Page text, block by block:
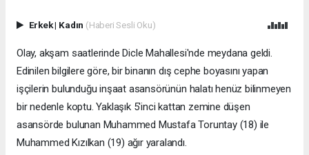
Erkek| Kadın (Haberi Sesli Oku)
Olay, akşam saatlerinde Dicle Mahallesi'nde meydana geldi.
Edinilen bilgilere göre, bir binanın dış cephe boyasını yapan
işçilerin bulunduğu inşaat asansörünün halatı henüz bilinmeyen
bir nedenle koptu. Yaklaşık 5'inci kattan zemine düşen
asansörde bulunan Muhammed Mustafa Toruntay (18) ile
Muhammed Kızılkan (19) ağır yaralandı.